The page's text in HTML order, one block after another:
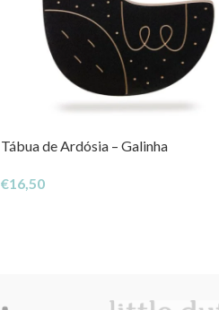
Tábua de Ardósia – Galinha
€16,50